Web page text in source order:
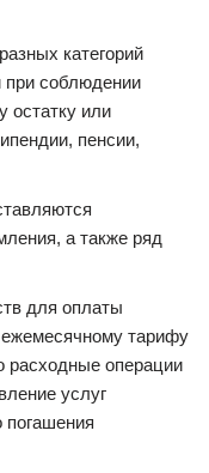
категорий
при соблюдении
остатку или
пенсии,
а также ряд
для оплаты
тарифу
расходные операции
услуг
погашения